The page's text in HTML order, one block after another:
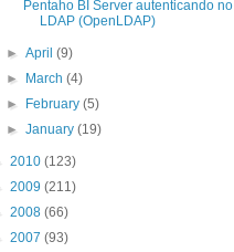
Pentaho BI Server autenticando no
LDAP (OpenLDAP)
►April(9)
►
March(4)
►
February(5)
►January(19)
2010 (123)
2009 (211)
2008 (66)
2007 (93)